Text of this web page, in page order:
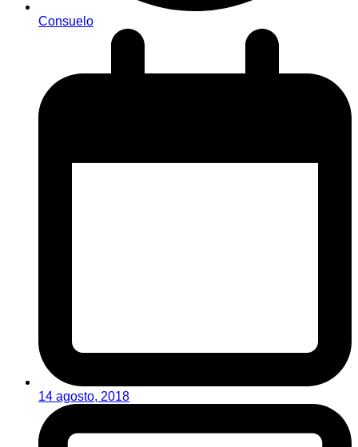
Consuelo
14 agosto, 2018